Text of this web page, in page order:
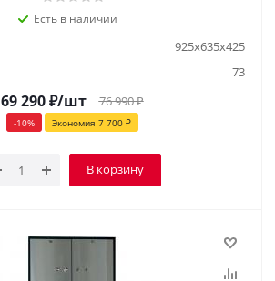
Есть в наличии
925х635х425
73
69 290₽/шт 76 990₽
-10% Экономия 7 700₽
В корзину